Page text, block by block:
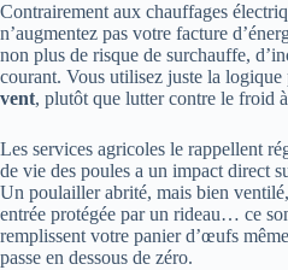
Contrairement aux chauffages
n’augmentez pas votre facture
non plus de risque de surchauffe,
courant. Vous utilisez juste la logique
vent, plutôt que lutter contre le froid
Les services agricoles le rappellent
de vie des poules a un impact direct
Un poulailler abrité, mais bien
entrée protégée par un rideau… ce
remplissent votre panier d’œufs
passe en dessous de zéro.